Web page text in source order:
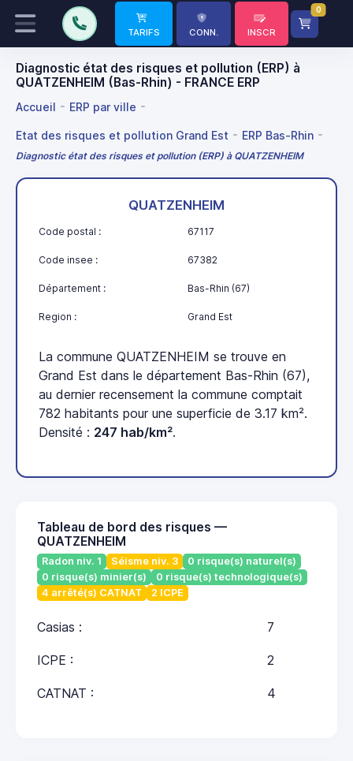
TARIFS CONN. INSCR
0
Diagnostic état des risques et pollution (ERP) à
QUATZENHEIM (Bas-Rhin) - FRANCE ERP
Accueil ERP par ville
Etat des risques et pollution Grand Est ERP Bas-Rhin
Diagnostic état des risques et pollution (ERP) à QUATZENHEIM
QUATZENHEIM
Code postal : 67117
Code insee : 67382
Département : Bas-Rhin (67)
Region : Grand Est
La commune QUATZENHEIM se trouve en
Grand Est dans le département Bas-Rhin (67),
au dernier recensement la commune comptait
782 habitants pour une superficie de 3.17 km².
Densité : 247 hab/km².
Tableau de bord des risques —
QUATZENHEIM
Radon niv. 1 Séisme niv. 3
0 risque(s) naturel(s)
0 risque(s) minier(s)
0 risque(s) technologique(s)
4 arrêté(s) CATNAT
2 ICPE
Casias : 7
ICPE : 2
CATNAT : 4